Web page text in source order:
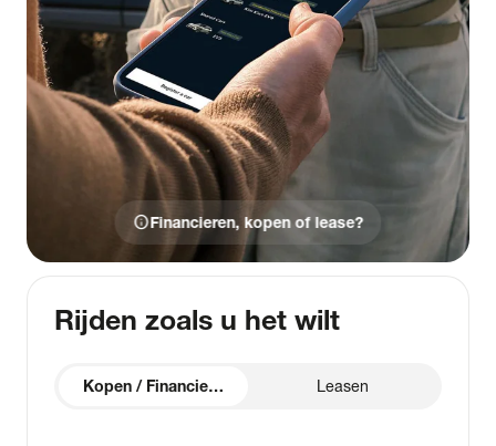
infoFinancieren, kopen of lease?
Rijden zoals u het wilt
Kopen / Financieren Leasen